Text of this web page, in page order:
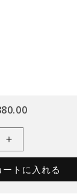
ートに入れる